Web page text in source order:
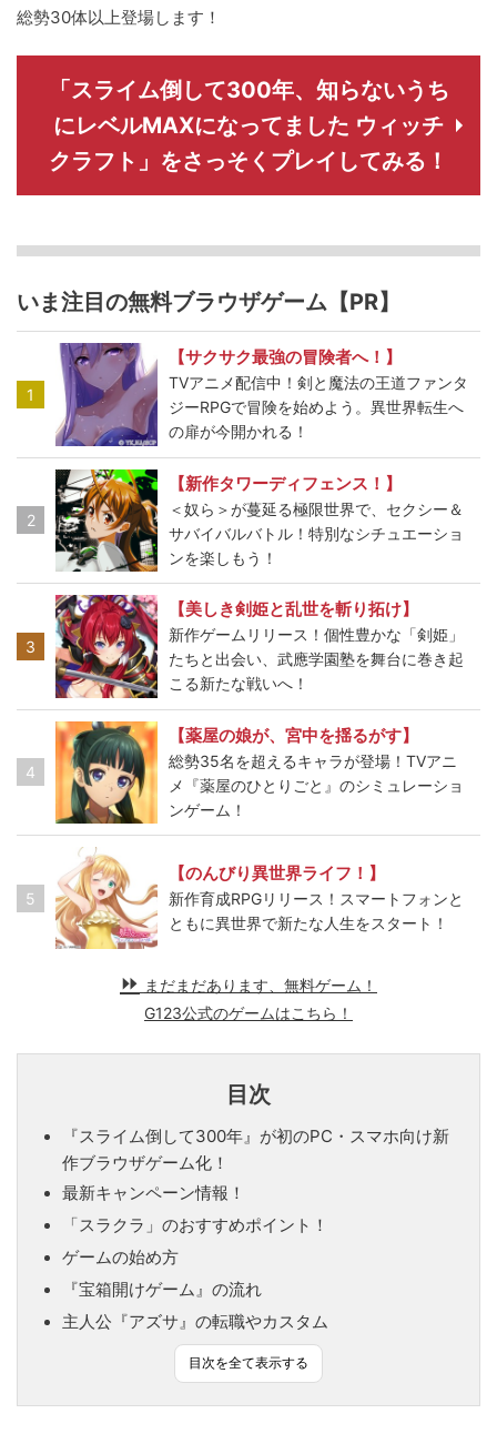
総勢30体以上登場します！
「スライム倒して300年、知らないうち
にレベルMAXになってました ウィッチ
クラフト」をさっそくプレイしてみる！
いま注目の無料ブラウザゲーム【PR】
1
【サクサク最強の冒険者へ！】
TVアニメ配信中！剣と魔法の王道ファンタ
ジーRPGで冒険を始めよう。異世界転生へ
の扉が今開かれる！
2
【新作タワーディフェンス！】
＜奴ら＞が蔓延る極限世界で、セクシー＆
サバイバルバトル！特別なシチュエーショ
ンを楽しもう！
3
【美しき剣姫と乱世を斬り拓け】
新作ゲームリリース！個性豊かな「剣姫」
たちと出会い、武應学園塾を舞台に巻き起
こる新たな戦いへ！
4
【薬屋の娘が、宮中を揺るがす】
総勢35名を超えるキャラが登場！TVアニ
メ『薬屋のひとりごと』のシミュレーショ
ンゲーム！
5
【のんびり異世界ライフ！】
新作育成RPGリリース！スマートフォンと
ともに異世界で新たな人生をスタート！
まだまだあります、無料ゲーム！
G123公式のゲームはこちら！
目次
『スライム倒して300年』が初のPC・スマホ向け新
作ブラウザゲーム化！
最新キャンペーン情報！
「スラクラ」のおすすめポイント！
ゲームの始め方
『宝箱開けゲーム』の流れ
主人公『アズサ』の転職やカスタム
目次を全て表示する